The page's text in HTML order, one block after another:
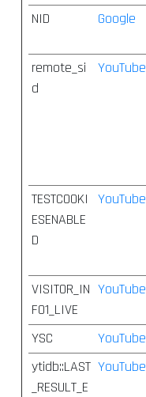
NID Google
remote_si
d
YouTube
TESTCOOKI
ESENABLE
D
YouTube
VISITOR_IN
FO1_LIVE
YouTube
YSC YouTube
ytidb::LAST
_RESULT_E
YouTube